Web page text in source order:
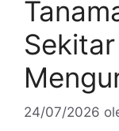
24/07/2026